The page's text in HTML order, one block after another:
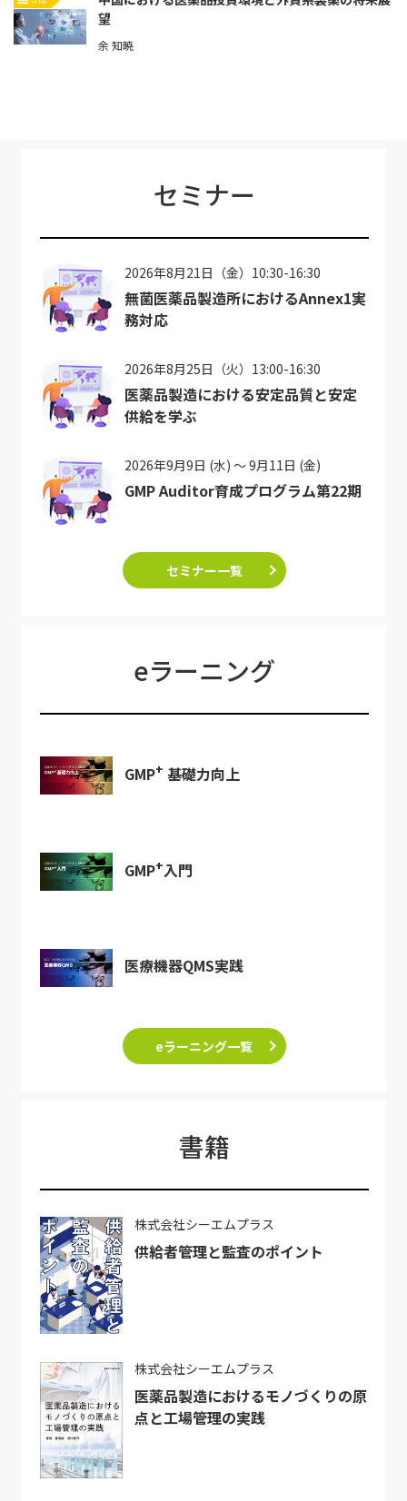
望
余 知暁
セミナー
2026年8月21日（金）10:30-16:30
無菌医薬品製造所におけるAnnex1実
務対応
2026年8月25日（火）13:00-16:30
医薬品製造における安定品質と安定
供給を学ぶ
2026年9月9日 (水) ～ 9月11日 (金)
GMP Auditor育成プログラム第22期
セミナー一覧
eラーニング
GMP+ 基礎力向上
GMP+入門
医療機器QMS実践
eラーニング一覧
書籍
株式会社シーエムプラス
供給者管理と監査のポイント
株式会社シーエムプラス
医薬品製造におけるモノづくりの原
点と工場管理の実践